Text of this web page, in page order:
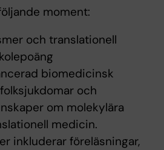
moment:
och translationell
biomedicinsk
och
om molekylära
medicin.
inkluderar föreläsningar,